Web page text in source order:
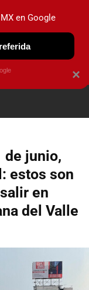
de junio,
estos son
en
del Valle
×
en Google